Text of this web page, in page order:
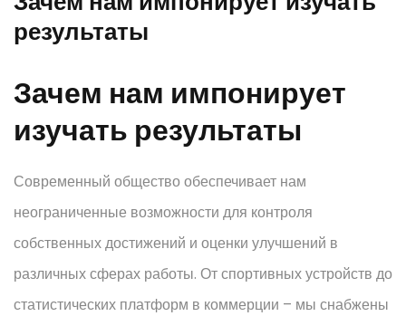
результаты
Зачем нам импонирует
изучать результаты
Современный общество обеспечивает нам
неограниченные возможности для контроля
собственных достижений и оценки улучшений в
различных сферах работы. От спортивных устройств до
статистических платформ в коммерции – мы снабжены